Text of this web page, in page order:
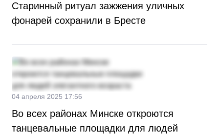
Старинный ритуал зажжения уличных
фонарей сохранили в Бресте
04 апреля 2025 17:56
Во всех районах Минске откроются
танцевальные площадки для людей